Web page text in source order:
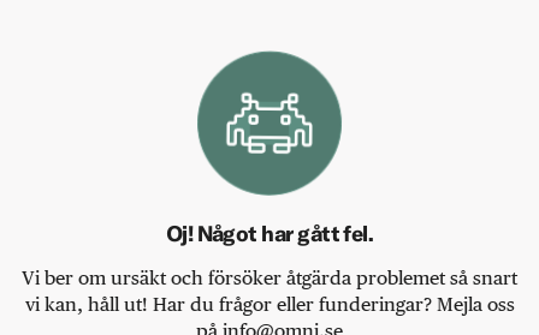
Oj! Något har gått fel.
Vi ber om ursäkt och försöker åtgärda problemet så snart
vi kan, håll ut! Har du frågor eller funderingar? Mejla oss